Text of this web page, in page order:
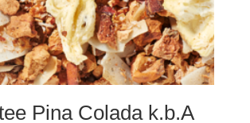
Pina Colada k.b.A